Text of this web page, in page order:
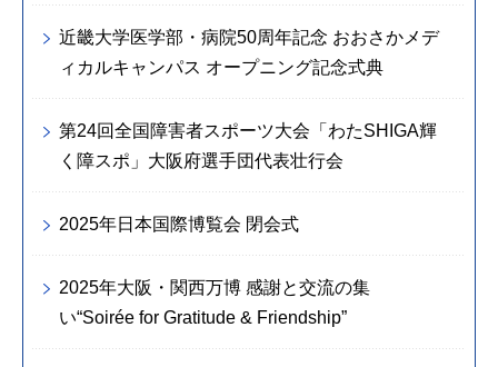
近畿大学医学部・病院50周年記念 おおさかメデ
ィカルキャンパス オープニング記念式典
第24回全国障害者スポーツ大会「わたSHIGA輝
く障スポ」大阪府選手団代表壮行会
2025年日本国際博覧会 閉会式
2025年大阪・関西万博 感謝と交流の集
い“Soirée for Gratitude & Friendship”